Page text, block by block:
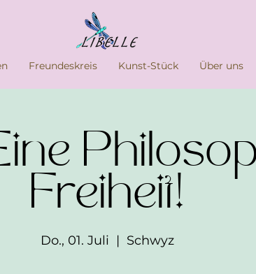
Freundeskreis Kunst-Stück Über uns
Freiheit!
Do., 01. Juli
  |
Schwyz